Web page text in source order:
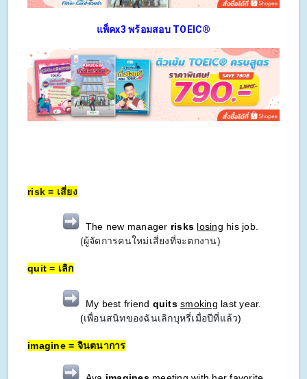
แพ็คx3 พร้อมสอบ TOEIC®
risk = เสี่ยง
The new manager risks losing his job.
(ผู้จัดการคนใหม่เสี่ยงที่จะตกงาน)
quit = เลิก
My best friend quits smoking last year.
(เพื่อนสนิทของฉันเลิกบุหรี่เมื่อปีที่แล้ว)
imagine = จินตนาการ